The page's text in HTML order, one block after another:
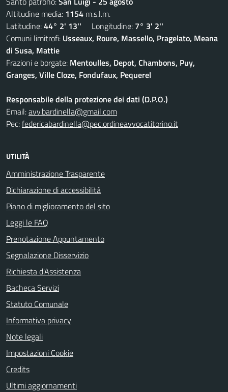
Altitudine media: 1154 m.s.l.m.
Latitudine:44° 2' 13'' Longitudine: 7° 3' 2''
Comuni limitrofi: Usseaux, Roure, Massello, Pragelato, Meana
di Susa, Mattie
Frazioni e borgate: Mentoulles, Depot, Chambons, Puy,
Granges, Ville Cloze, Fondufaux, Pequerel
Responsabile della protezione dei dati (D.P.O.)
Email:avv.bardinella@gmail.com
Pec:federicabardinella@pec.ordineavvocatitorino.it
UTILITÀ
Amministrazione Trasparente
Dichiarazione di accessibilità
Piano di miglioramento del sito
Leggi le FAQ
Prenotazione Appuntamento
Segnalazione Disservizio
Richiesta d'Assistenza
Bacheca Servizi
Statuto Comunale
Informativa privacy
Note legali
Impostazioni Cookie
Credits
Ultimi aggiornamenti